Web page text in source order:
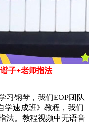
子+老师指法
习钢琴，我们EOP团队
学速成班》教程，我们
法。教程视频中无语音